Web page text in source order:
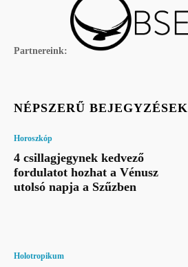
Partnereink:
NÉPSZERŰ BEJEGYZÉSEK
Horoszkóp
4 csillagjegynek kedvező
fordulatot hozhat a Vénusz
utolsó napja a Szűzben
Holotropikum